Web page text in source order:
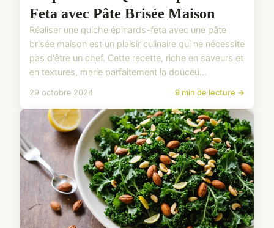
Feta avec Pâte Brisée Maison
Réaliser une quiche épinards-feta avec une pâte
brisée maison est un plaisir culinaire qui ne nécessite
pas d'être un chef. Cette recette, riche en saveurs et
en textures, marie parfaitement la douceu...
29 octobre 2024 9 min de lecture →